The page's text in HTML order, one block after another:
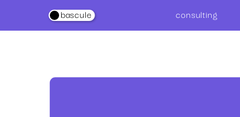
bascule
. consulting